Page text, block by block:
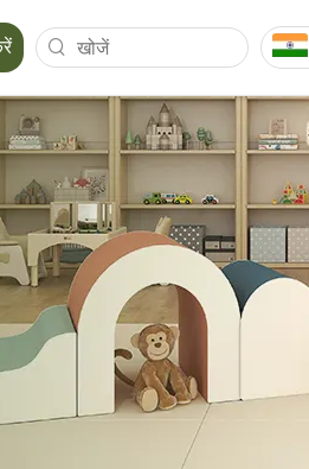
मैपोरा सीरीज़